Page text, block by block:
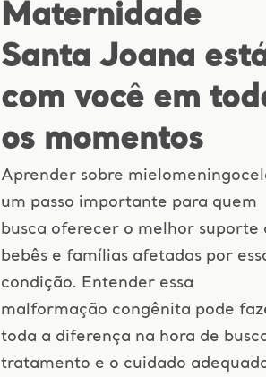
Maternidade
Santa Joana
com você em
os momentos
Aprender sobre
um passo importante para quem
busca oferecer o melhor suporte
bebês e famílias afetadas por
condição. Entender essa
malformação congênita pode
toda a diferença na hora de
tratamento e o cuidado